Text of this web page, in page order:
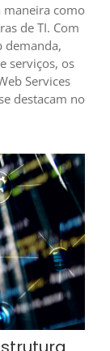
maneira como
de TI. Com
demanda,
serviços, os
Services
destacam no